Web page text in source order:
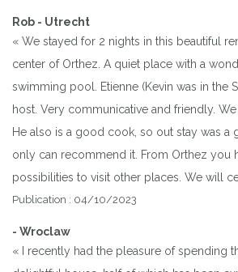
Rob - Utrecht
« We stayed for 2 nights in this beautiful
center of Orthez. A quiet place with a
swimming pool. Etienne (Kevin was in the
host. Very communicative and friendly.
He also is a good cook, so out stay was a
only can recommend it. From Orthez you
possibilities to visit other places. We will
Publication : 04/10/2023
- Wroclaw
« I recently had the pleasure of spending